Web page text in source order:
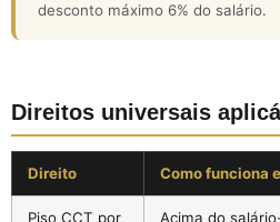
desconto máximo 6% do salário.
Direitos universais
Direito Como funciona
Piso CCT por
Acima do